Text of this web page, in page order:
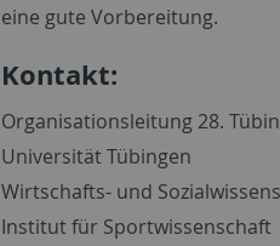
eine gute Vorbereitung.
Kontakt:
Organisationsleitung 28.
Universität Tübingen
Wirtschafts- und
Institut für Sportwissenschaft